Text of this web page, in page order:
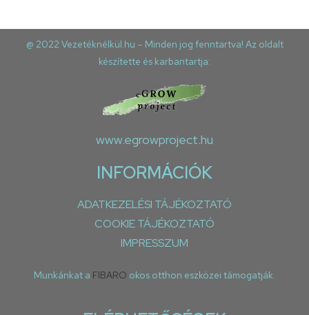
@ 2022 Vezetéknélkül.hu – Minden jog fenntartva! Az oldalt
készítette és karbantartja:
www.egrowproject.hu
INFORMÁCIÓK
ADATKEZELÉSI TÁJÉKOZTATÓ
COOKIE TÁJÉKOZTATÓ
IMPRESSZUM
Munkánkat a FIBARO okos otthon eszközei támogatják.